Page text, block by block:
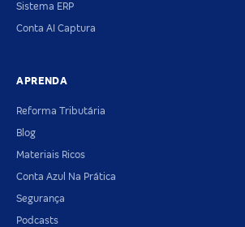
Sistema ERP
Conta AI Captura
APRENDA
Reforma Tributária
Blog
Materiais Ricos
Conta Azul Na Prática
Segurança
Podcasts